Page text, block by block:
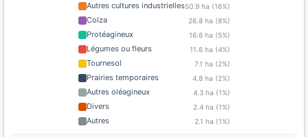
Autres cultures industrielles50.9 ha (16%)
Colza 26.8 ha (8%)
Protéagineux 16.6 ha (5%)
Légumes ou fleurs 11.6 ha (4%)
Tournesol 7.1 ha (2%)
Prairies temporaires 4.8 ha (2%)
Autres oléagineux 4.3 ha (1%)
Divers 2.4 ha (1%)
Autres 2.1 ha (1%)